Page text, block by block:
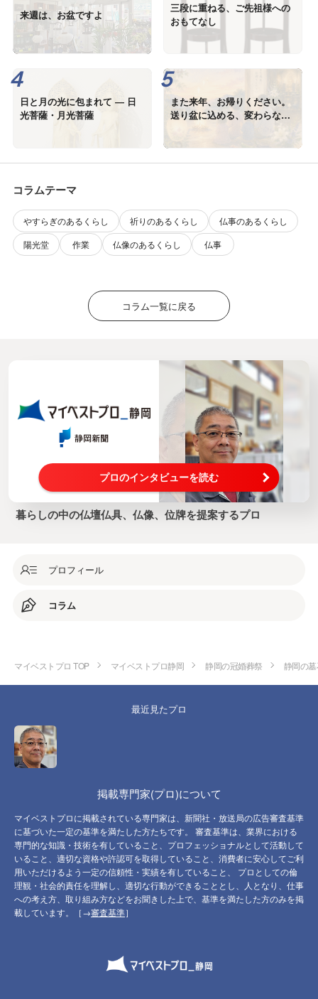
来週は、お盆ですよ
三段に重ねる、ご先祖様への
おもてなし
日と月の光に包まれて ― 日
光菩薩・月光菩薩
また来年、お帰りください。
送り盆に込める、変わらない
コラムテーマ
やすらぎのあるくらし 祈りのあるくらし
仏事のあるくらし
陽光堂
作業 仏像のあるくらし 仏事
コラム一覧に戻る
プロのインタビューを読む
暮らしの中の仏壇仏具、仏像、位牌を提案するプロ
プロフィール
コラム
マイベストプロ TOP マイベストプロ静岡 静岡の冠婚葬祭 静岡の
最近見たプロ
掲載専門家(プロ)について
マイベストプロに掲載されている専門家は、新聞社・放送局の広告審査基準
に基づいた一定の基準を満たした方たちです。 審査基準は、業界における
専門的な知識・技術を有していること、プロフェッショナルとして活動して
いること、適切な資格や許認可を取得していること、消費者に安心してご利
用いただけるよう一定の信頼性・実績を有していること、 プロとしての倫
理観・社会的責任を理解し、適切な行動ができることとし、人となり、仕事
への考え方、取り組み方などをお聞きした上で、基準を満たした方のみを掲
載しています。［→審査基準］